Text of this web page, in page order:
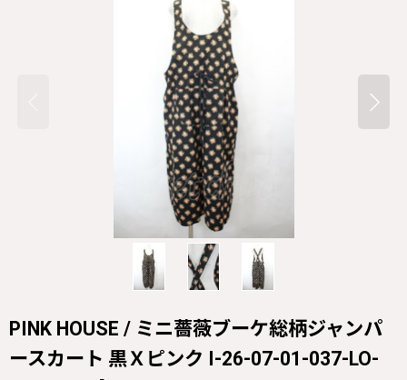
PINK HOUSE / ミニ薔薇ブーケ総柄ジャンパ
ースカート 黒Ｘピンク I-26-07-01-037-LO-